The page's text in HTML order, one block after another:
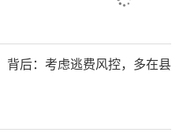
勃发展的大趋势下，
厚的专业功底、创新
科技，在物管行业专
涌向前，奋勇争先；
呈现给用户，用高品
后：考虑逃费风控，多在县